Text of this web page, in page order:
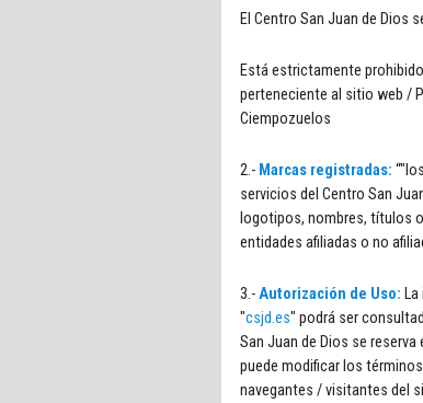
El Centro San Juan de Dios
Está estrictamente
perteneciente al sitio web /
Ciempozuelos
2.- Marcas registradas:
servicios del Centro San
logotipos, nombres, títulos
entidades afiliadas o no
3.-Autorización de Uso:
"csjd.es" podrá ser
San Juan de Dios se
puede modificar los
navegantes / visitantes del